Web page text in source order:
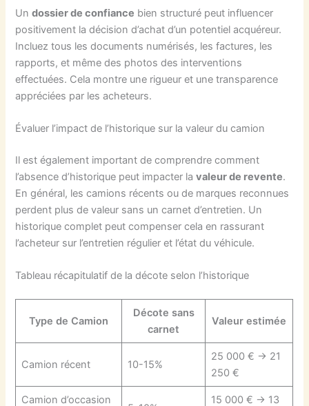
Undossier de confiance bien structuré peut influencer
positivement la décision d’achat d’un potentiel acquéreur.
Incluez tous les documents numérisés, les factures, les
rapports, et même des photos des interventions
effectuées. Cela montre une rigueur et une transparence
appréciées par les acheteurs.
Évaluer l’impact de l’historique sur la valeur du camion
Il est également important de comprendre comment
l’absence d’historique peut impacter lavaleur de revente.
En général, les camions récents ou de marques reconnues
perdent plus de valeur sans un carnet d’entretien. Un
historique complet peut compenser cela en rassurant
l’acheteur sur l’entretien régulier et l’état du véhicule.
Tableau récapitulatif de la décote selon l’historique
Type de Camion
Décote sans
carnet
Valeur estimée
Camion récent 10-15%
25 000 € → 21
250 €
Camion d’occasion
15 000 € → 13